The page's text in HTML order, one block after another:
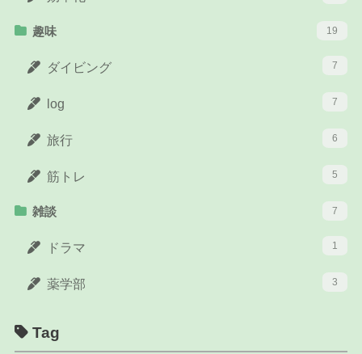
趣味 19
ダイビング 7
log 7
旅行 6
筋トレ 5
雑談 7
ドラマ 1
薬学部 3
Tag